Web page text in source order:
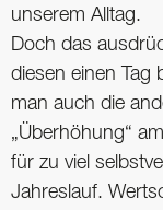
unserem Alltag.
Doch das
diesen einen Tag
man auch die
„Überhöhung“
für zu viel
Jahreslauf.